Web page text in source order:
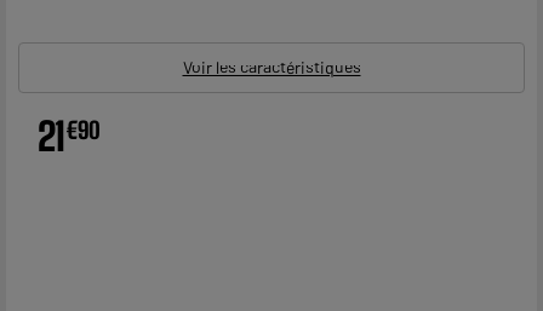
Voir les caractéristiques
21€90